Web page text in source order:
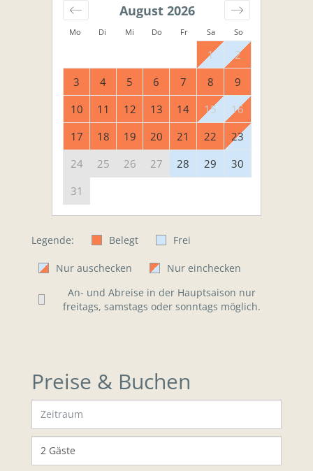
Mo Di Mi Do Fr Sa So
August 2026
1
2
3
4 5 6 7 8
9
10
11 12 13 14 15
16
17
18 19 20 21 22
23
24
25 26 27 28 29
30
31
Legende: Belegt Frei
Nur auschecken
Nur einchecken
An- und Abreise in der Hauptsaison nur
freitags, samstags oder sonntags möglich.
Preise & Buchen